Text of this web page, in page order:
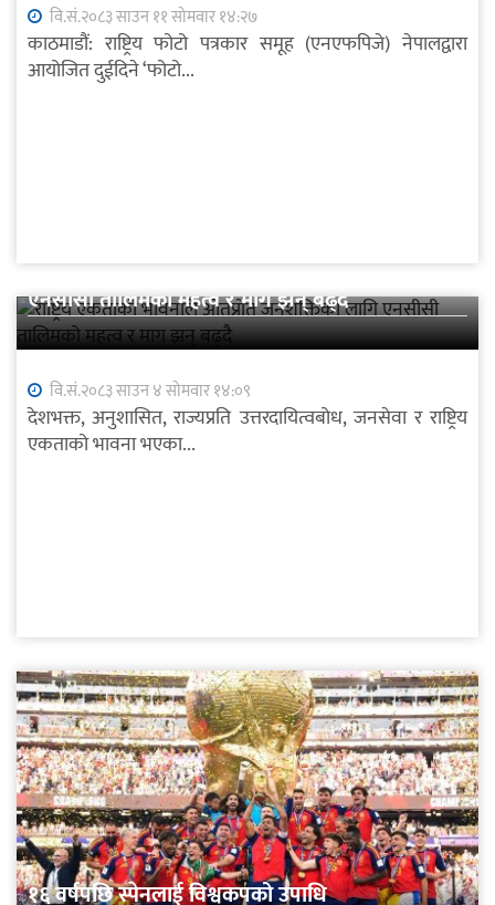
वि.सं.२०८३ साउन ११ सोमवार १४:२७
काठमाडौं: राष्ट्रिय फोटो पत्रकार समूह (एनएफपिजे) नेपालद्वारा
आयोजित दुईदिने ‘फोटो...
एनसीसी तालिमको महत्व र माग झन् बढ्दै
वि.सं.२०८३ साउन ४ सोमवार १४:०९
देशभक्त, अनुशासित, राज्यप्रति उत्तरदायित्वबोध, जनसेवा र राष्ट्रिय
एकताको भावना भएका...
१६ वर्षपछि स्पेनलाई विश्वकपको उपाधि